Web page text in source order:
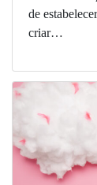
de
criar…